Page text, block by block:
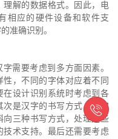
理解的数据格式。因此，电
相应的硬件设备和软件支
准确识别。
需要考虑到多方面因素。
，不同的字体对应着不同
在设计识别系统时考虑到各
次是汉字的书写方式，汉字
向三种书写方式，处理这些
技术支持。最后还需要考虑
